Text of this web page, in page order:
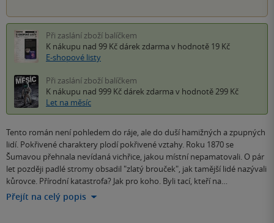
Při zaslání zboží balíčkem
K nákupu nad 99 Kč dárek zdarma v hodnotě 19 Kč
E-shopové listy
Při zaslání zboží balíčkem
K nákupu nad 999 Kč dárek zdarma v hodnotě 299 Kč
Let na měsíc
Tento román není pohledem do ráje, ale do duší hamižných a zpupných
lidí. Pokřivené charaktery plodí pokřivené vztahy. Roku 1870 se
Šumavou přehnala nevídaná vichřice, jakou místní nepamatovali. O pár
let později padlé stromy obsadil "zlatý brouček", jak tamější lidé nazývali
kůrovce. Přírodní katastrofa? Jak pro koho. Byli tací, kteří na…
Přejít na celý popis